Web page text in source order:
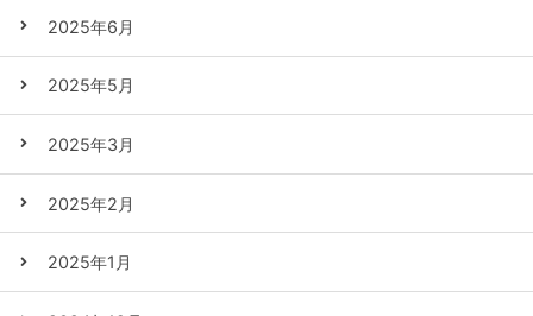
2025年6月
2025年5月
2025年3月
2025年2月
2025年1月